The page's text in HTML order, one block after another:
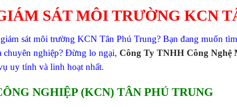
SÁT MÔI TRƯỜNG KCN
sát môi trường KCN Tân Phú Trung? Bạn đang muốn
chuyên nghiệp? Đừng lo ngại, Công Ty TNHH Công
uy tính và linh hoạt nhất.
NGHIỆP (KCN) TÂN PHÚ TRUNG